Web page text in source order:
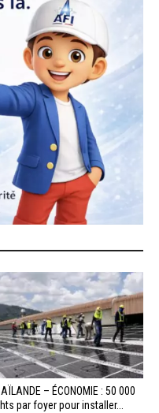
– ÉCONOMIE : 50 000
par foyer pour installer...